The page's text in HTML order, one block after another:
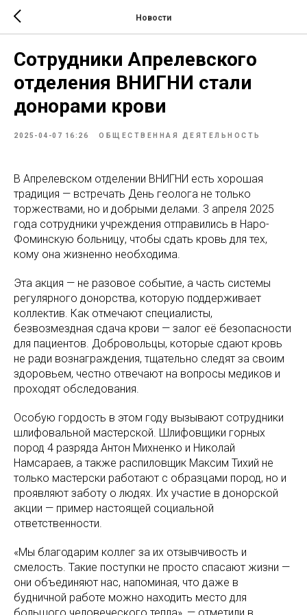
Новости
Сотрудники Апрелевского
отделения ВНИГНИ стали
донорами крови
2025-04-07 16:26 ОБЩЕСТВЕННАЯ ДЕЯТЕЛЬНОСТЬ
В Апрелевском отделении ВНИГНИ есть хорошая
традиция — встречать День геолога не только
торжествами, но и добрыми делами. 3 апреля 2025
года сотрудники учреждения отправились в Наро-
Фоминскую больницу, чтобы сдать кровь для тех,
кому она жизненно необходима.
Эта акция — не разовое событие, а часть системы
регулярного донорства, которую поддерживает
коллектив. Как отмечают специалисты,
безвозмездная сдача крови — залог её безопасности
для пациентов. Добровольцы, которые сдают кровь
не ради вознаграждения, тщательно следят за своим
здоровьем, честно отвечают на вопросы медиков и
проходят обследования.
Особую гордость в этом году вызывают сотрудники
шлифовальной мастерской. Шлифовщики горных
пород 4 разряда Антон Михненко и Николай
Намсараев, а также распиловщик Максим Тихий не
только мастерски работают с образцами пород, но и
проявляют заботу о людях. Их участие в донорской
акции — пример настоящей социальной
ответственности.
«Мы благодарим коллег за их отзывчивость и
смелость. Такие поступки не просто спасают жизни —
они объединяют нас, напоминая, что даже в
будничной работе можно находить место для